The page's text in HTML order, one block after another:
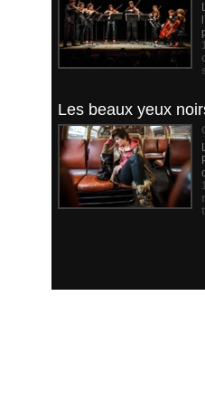
Les beaux yeux